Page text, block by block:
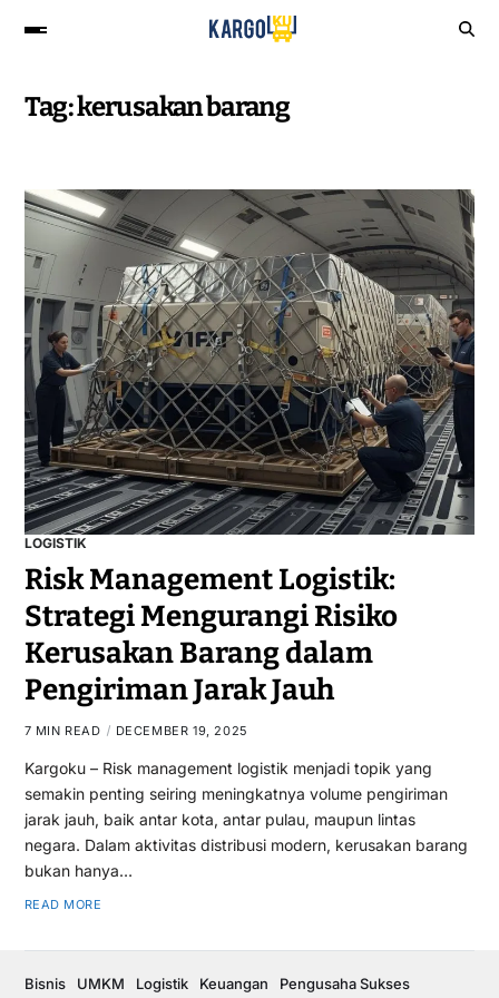
Tag:kerusakan barang
LOGISTIK
Risk Management Logistik:
Strategi Mengurangi Risiko
Kerusakan Barang dalam
Pengiriman Jarak Jauh
7 MIN READ DECEMBER 19, 2025
Kargoku – Risk management logistik menjadi topik yang
semakin penting seiring meningkatnya volume pengiriman
jarak jauh, baik antar kota, antar pulau, maupun lintas
negara. Dalam aktivitas distribusi modern, kerusakan barang
bukan hanya…
READ MORE
Bisnis UMKM Logistik Keuangan Pengusaha Sukses